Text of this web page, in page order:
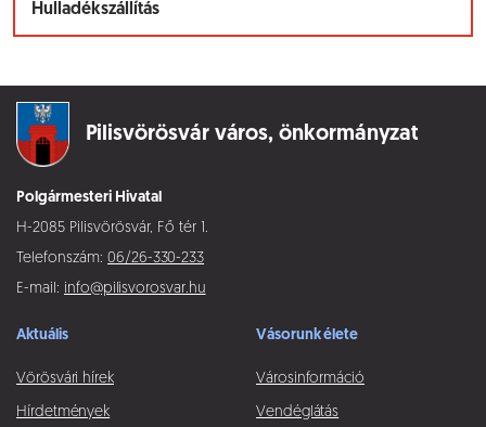
Hulladékszállítás
Pilisvörösvár város, önkormányzat
Polgármesteri Hivatal
H-2085 Pilisvörösvár, Fő tér 1.
Telefonszám: 06/26-330-233
E-mail: info@pilisvorosvar.hu
Aktuális
Vörösvári hírek
Hírdetmények
Vásorunk élete
Városinformáció
Vendéglátás